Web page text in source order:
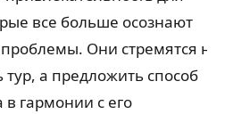
все больше осознают
Они стремятся не
тур, а предложить способ
гармонии с его